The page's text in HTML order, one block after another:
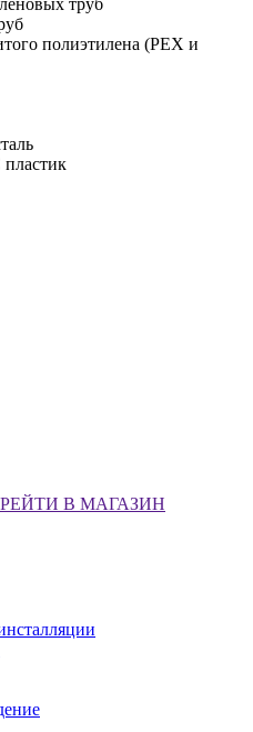
труб
полиэтилена (PEX и
В МАГАЗИН